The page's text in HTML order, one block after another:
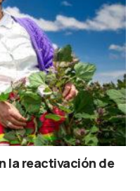
la reactivación de